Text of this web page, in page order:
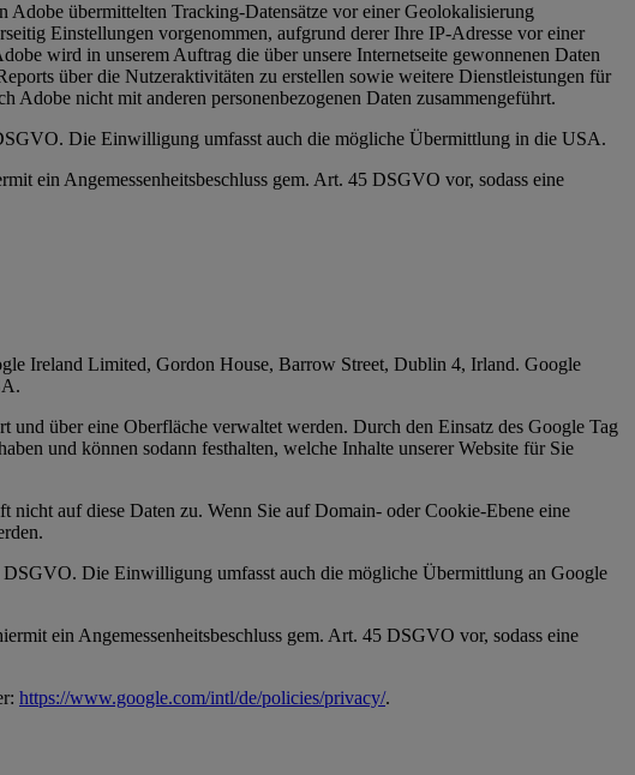
übermittelten Tracking-Datensätze vor einer Geolokalisierung
Einstellungen vorgenommen, aufgrund derer Ihre IP-Adresse vor einer
wird in unserem Auftrag die über unsere Internetseite gewonnenen Daten
über die Nutzeraktivitäten zu erstellen sowie weitere Dienstleistungen für
Adobe nicht mit anderen personenbezogenen Daten zusammengeführt.
Die Einwilligung umfasst auch die mögliche Übermittlung in die USA.
ein Angemessenheitsbeschluss gem. Art. 45 DSGVO vor, sodass eine
Ireland Limited, Gordon House, Barrow Street, Dublin 4, Irland. Google
über eine Oberfläche verwaltet werden. Durch den Einsatz des Google Tag
und können sodann festhalten, welche Inhalte unserer Website für Sie
nicht auf diese Daten zu. Wenn Sie auf Domain- oder Cookie-Ebene eine
Die Einwilligung umfasst auch die mögliche Übermittlung an Google
ein Angemessenheitsbeschluss gem. Art. 45 DSGVO vor, sodass eine
https://www.google.com/intl/de/policies/privacy/.